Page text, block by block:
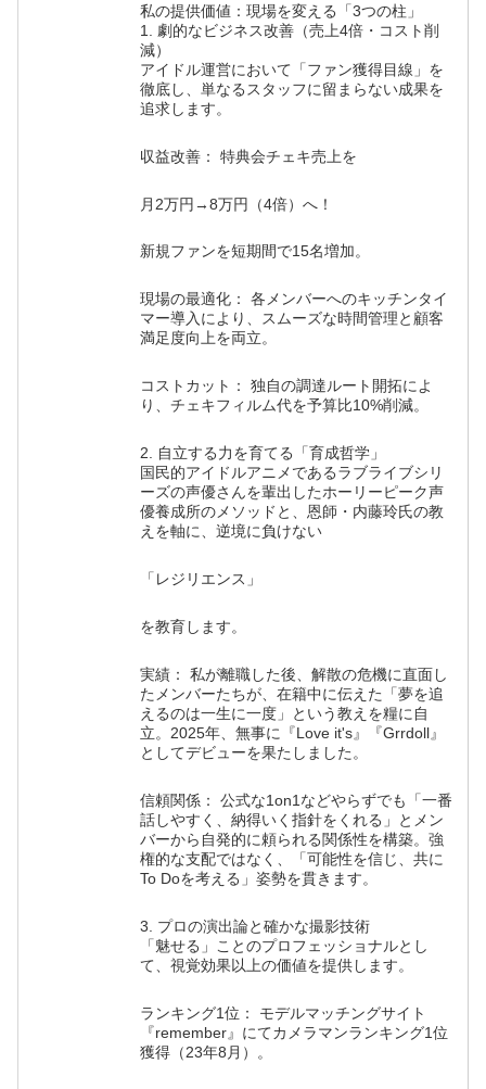
私の提供価値：現場を変える「3つの柱」
1. 劇的なビジネス改善（売上4倍・コスト削
減）
アイドル運営において「ファン獲得目線」を
徹底し、単なるスタッフに留まらない成果を
追求します。
収益改善： 特典会チェキ売上を
月2万円→8万円（4倍）へ！
新規ファンを短期間で15名増加。
現場の最適化： 各メンバーへのキッチンタイ
マー導入により、スムーズな時間管理と顧客
満足度向上を両立。
コストカット： 独自の調達ルート開拓によ
り、チェキフィルム代を予算比10%削減。
2. 自立する力を育てる「育成哲学」
国民的アイドルアニメであるラブライブシリ
ーズの声優さんを輩出したホーリーピーク声
優養成所のメソッドと、恩師・内藤玲氏の教
えを軸に、逆境に負けない
「レジリエンス」
を教育します。
実績： 私が離職した後、解散の危機に直面し
たメンバーたちが、在籍中に伝えた「夢を追
えるのは一生に一度」という教えを糧に自
立。2025年、無事に『Love it's』『Grrdoll』
としてデビューを果たしました。
信頼関係： 公式な1on1などやらずでも「一番
話しやすく、納得いく指針をくれる」とメン
バーから自発的に頼られる関係性を構築。強
権的な支配ではなく、「可能性を信じ、共に
To Doを考える」姿勢を貫きます。
3. プロの演出論と確かな撮影技術
「魅せる」ことのプロフェッショナルとし
て、視覚効果以上の価値を提供します。
ランキング1位： モデルマッチングサイト
『remember』にてカメラマンランキング1位
獲得（23年8月）。